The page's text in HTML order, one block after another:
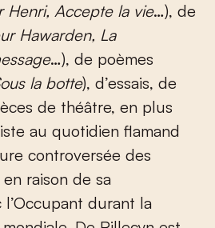
Henri, Accepte la vie…), de
Hawarden, La
…), de poèmes
la botte), d’essais, de
de théâtre, en plus
au quotidien flamand
controversée des
raison de sa
durant la